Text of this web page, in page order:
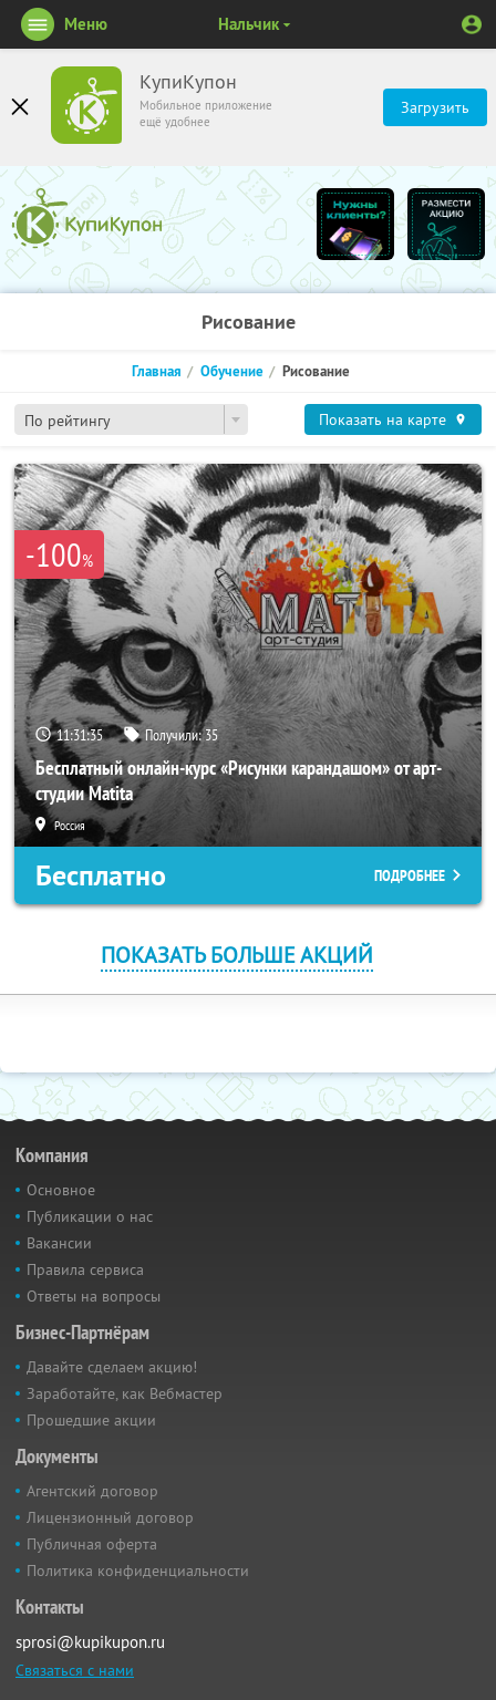
КупиКупон
Мобильное приложение
ещё удобнее
Загрузить
Меню Нальчик
Рисование
По рейтингу
Главная Обучение Рисование
Показать на карте
-100%
11:31:35 Получили:35
Бесплатный онлайн-курс «Рисунки карандашом» от арт-
студии Matita
Россия
Бесплатно ПОДРОБНЕЕ
ПОКАЗАТЬ БОЛЬШЕ АКЦИЙ
Компания
Основное
Публикации о нас
Вакансии
Правила сервиса
Ответы на вопросы
Бизнес-Партнёрам
Давайте сделаем акцию!
Заработайте, как Вебмастер
Прошедшие акции
Документы
Агентский договор
Лицензионный договор
Публичная оферта
Политика конфиденциальности
Контакты
sprosi@kupikupon.ru
Связаться с нами